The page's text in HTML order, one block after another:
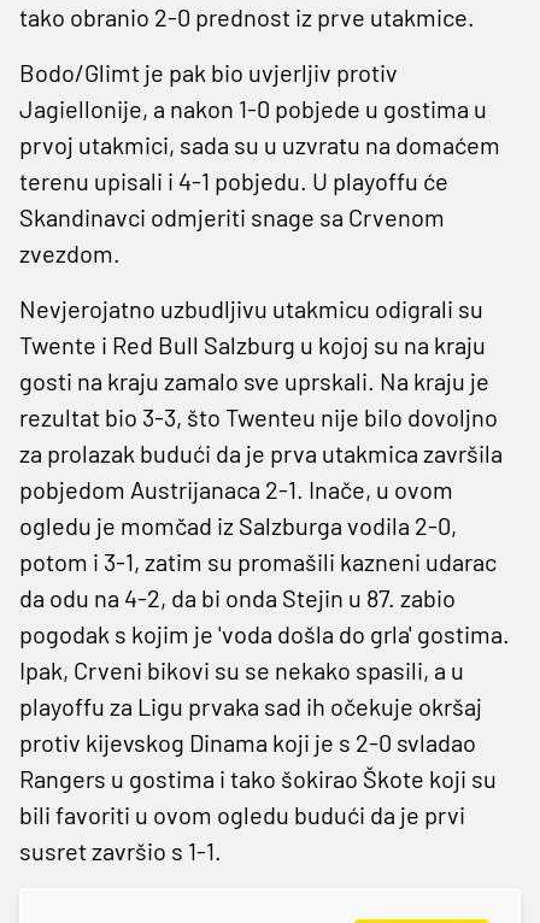
tako obranio 2-0 prednost iz prve utakmice.
Bodo/Glimt je pak bio uvjerljiv protiv
Jagiellonije, a nakon 1-0 pobjede u gostima u
prvoj utakmici, sada su u uzvratu na domaćem
terenu upisali i 4-1 pobjedu. U playoffu će
Skandinavci odmjeriti snage sa Crvenom
zvezdom.
Nevjerojatno uzbudljivu utakmicu odigrali su
Twente i Red Bull Salzburg u kojoj su na kraju
gosti na kraju zamalo sve uprskali. Na kraju je
rezultat bio 3-3, što Twenteu nije bilo dovoljno
za prolazak budući da je prva utakmica završila
pobjedom Austrijanaca 2-1. Inače, u ovom
ogledu je momčad iz Salzburga vodila 2-0,
potom i 3-1, zatim su promašili kazneni udarac
da odu na 4-2, da bi onda Stejin u 87. zabio
pogodak s kojim je 'voda došla do grla' gostima.
Ipak, Crveni bikovi su se nekako spasili, a u
playoffu za Ligu prvaka sad ih očekuje okršaj
protiv kijevskog Dinama koji je s 2-0 svladao
Rangers u gostima i tako šokirao Škote koji su
bili favoriti u ovom ogledu budući da je prvi
susret završio s 1-1.